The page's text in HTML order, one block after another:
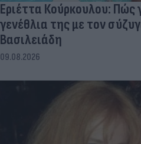
Εριέττα Κούρκουλου: Πώς
γενέθλια της με τον
Βασιλειάδη
09.08.2026